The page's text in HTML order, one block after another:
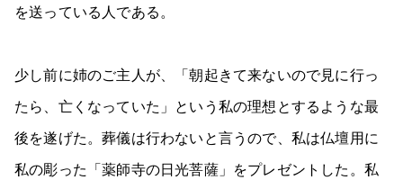
を送っている人である。
少し前に姉のご主人が、「朝起きて来ないので見に行っ
たら、亡くなっていた」という私の理想とするような最
後を遂げた。葬儀は行わないと言うので、私は仏壇用に
私の彫った「薬師寺の日光菩薩」をプレゼントした。私